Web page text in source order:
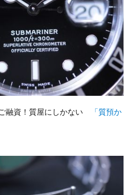
融資！質屋にしかない
「質預か